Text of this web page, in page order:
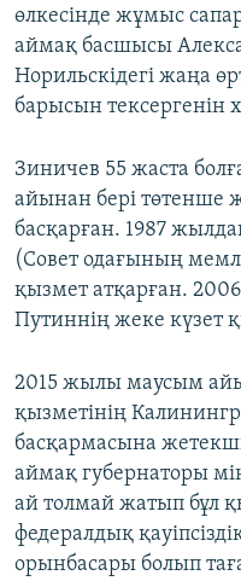
өлкесінде жұмыс
аймақ басшысы
Норильскідегі жаңа
барысын тексергенін
Зиничев 55 жаста
айынан бері төтенше
басқарған. 1987
(Совет одағының
қызмет атқарған.
Путиннің жеке күзет
2015 жылы маусым
қызметінің
басқармасына
аймақ губернаторы
ай толмай жатып бұл
федералдық
орынбасары болып